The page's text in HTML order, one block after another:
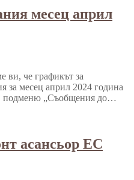
месец април
ви, че графикът за
за месец април 2024 година
подменю „Съобщения до…
асансьор ЕС